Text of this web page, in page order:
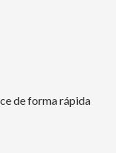
de forma rápida